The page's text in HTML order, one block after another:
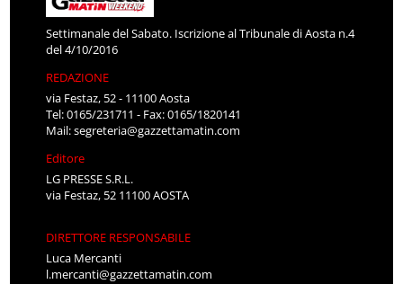
Settimanale del Sabato. Iscrizione al Tribunale di Aosta n.4
del 4/10/2016
REDAZIONE
via Festaz, 52 - 11100 Aosta
Tel: 0165/231711 - Fax: 0165/1820141
Mail:segreteria@gazzettamatin.com
Editore
LG PRESSE S.R.L.
via Festaz, 52 11100 AOSTA
DIRETTORE RESPONSABILE
Luca Mercanti
l.mercanti@gazzettamatin.com